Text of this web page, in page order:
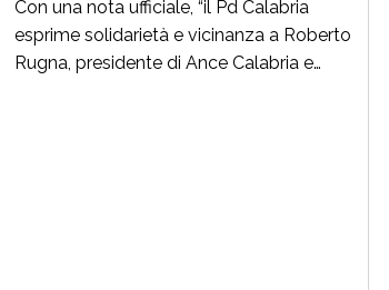
Con una nota ufficiale, “il Pd Calabria
esprime solidarietà e vicinanza a Roberto
Rugna, presidente di Ance Calabria e